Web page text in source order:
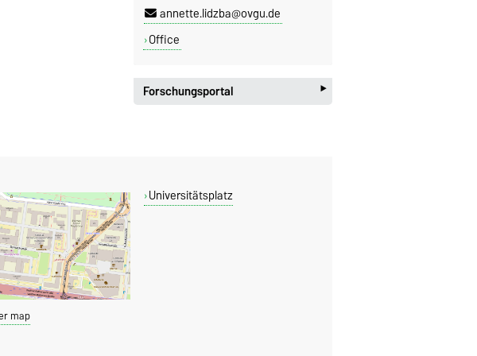
annette.lidzba@ovgu.de
Office
Forschungsportal ‣
map
Universitätsplatz